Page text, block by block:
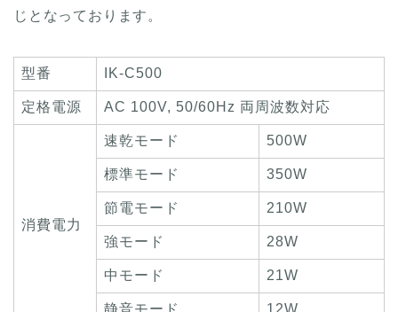
じとなっております。
型番 IK-C500
定格電源 AC 100V, 50/60Hz 両周波数対応
消費電力
速乾モード 500W
標準モード 350W
節電モード 210W
強モード 28W
中モード 21W